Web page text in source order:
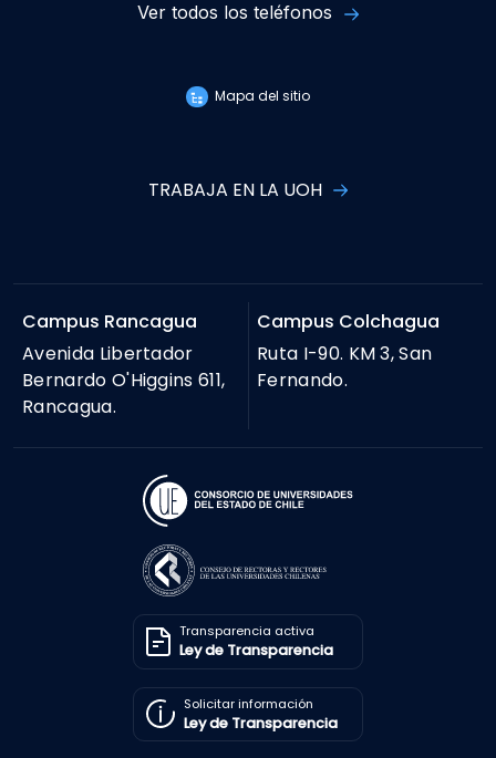
Ver todos los teléfonos
Mapa del sitio
TRABAJA EN LA UOH
Campus Rancagua
Avenida Libertador
Bernardo O'Higgins 611,
Rancagua.
Campus Colchagua
Ruta I-90. KM 3, San
Fernando.
Transparencia activa
Ley de Transparencia
Solicitar información
Ley de Transparencia